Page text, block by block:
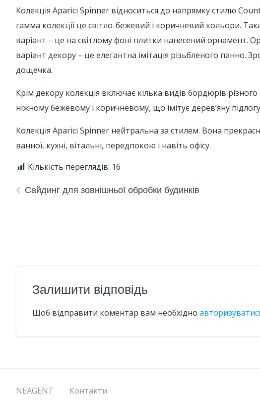
Колекція Aparici Spinner відноситься до напрямку стилю
гамма колекції це світло-бежевий і коричневий кольори.
варіант – це на світлому фоні плитки нанесений
варіант декору – це елегантна імітація різьбленого панно.
дощечка.
Крім декору колекція включає кілька видів бордюрів
ніжному бежевому і коричневому, що імітує дерев’яну
Колекція Aparici Spinner нейтральна за стилем. Вона
ванної, кухні, вітальні, передпокою і навіть офісу.
Кількість переглядів: 16
Сайдинг для зовнішньої обробки будинків
Залишити відповідь
Щоб відправити коментар вам необхідно
NEAGENT Контакти